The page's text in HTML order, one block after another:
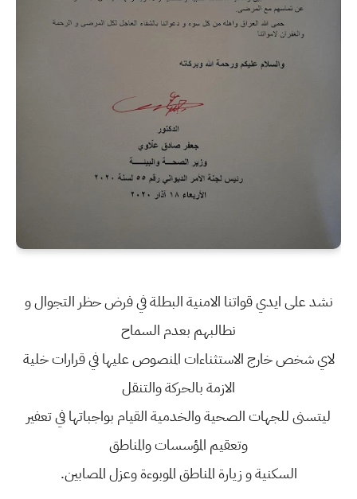
نشد على ايدي قواتنا الامنية البطلة في فرض حظر التجوال و
نطالبهم بعدم السماح
لاي شخص خارج الاستثناءات المنصوص عليها في قرارات خلية
الازمة بالحركة والتنقل
ليتسنى للجهات الصحية والخدمية القيام بواجباتها في تعفير
وتعقيم المؤسسات والمناطق
السكنية و زيارة المناطق الموبوءة وعزل المصابين.